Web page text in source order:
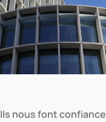
Ils nous font confiance